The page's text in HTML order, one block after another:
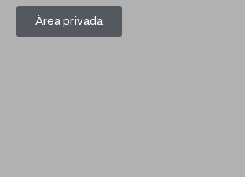
Àrea privada